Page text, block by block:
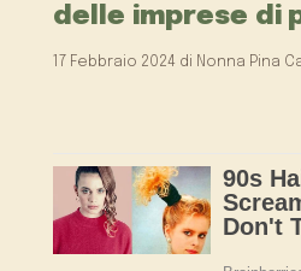
delle imprese di
17 Febbraio 2024 di Nonna Pina